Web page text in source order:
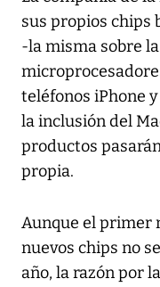
sus propios chips
-la misma sobre
teléfonos iPhone
la inclusión del
productos
propia.
Aunque el primer
nuevos chips no
año, la razón por